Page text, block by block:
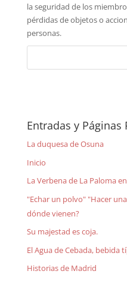
la seguridad de los
pérdidas de objetos o
personas.
Entradas y Páginas
La duquesa de Osuna
Inicio
La Verbena de La Paloma
"Echar un polvo" "Hacer
dónde vienen?
Su majestad es coja.
El Agua de Cebada, bebida
Historias de Madrid